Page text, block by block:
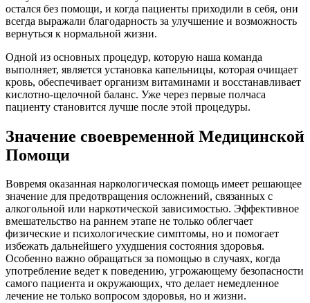
остался без помощи, и когда пациенты приходили в себя, они
всегда выражали благодарность за улучшение и возможность
вернуться к нормальной жизни.
Одной из основных процедур, которую наша команда
выполняет, является установка капельницы, которая очищает
кровь, обеспечивает организм витаминами и восстанавливает
кислотно-щелочной баланс. Уже через первые полчаса
пациенту становится лучше после этой процедуры.
Значение своевременной Медицинской
Помощи
Вовремя оказанная наркологическая помощь имеет решающее
значение для предотвращения осложнений, связанных с
алкогольной или наркотической зависимостью. Эффективное
вмешательство на раннем этапе не только облегчает
физические и психологические симптомы, но и помогает
избежать дальнейшего ухудшения состояния здоровья.
Особенно важно обращаться за помощью в случаях, когда
употребление ведет к поведению, угрожающему безопасности
самого пациента и окружающих, что делает немедленное
лечение не только вопросом здоровья, но и жизни.